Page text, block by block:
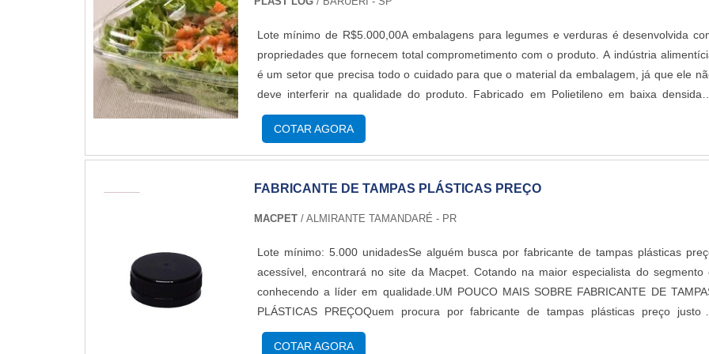
Lote mínimo de R$5.000,00A embalagens para legumes e verduras é desenvolvida
propriedades que fornecem total comprometimento com o produto. A indústria
é um setor que precisa todo o cuidado para que o material da embalagem, já que ele
deve interferir na qualidade do produto. Fabricado em Polietileno em baixa densidade
(PEBD) e em polietileno em alta densidade (PEAD), o produto se tornou muito popular no
mercado.Informações importantes sobre esse produtoEsse produto é ideal por oferecerem
ao produto, proteção, preservando a qualidade e características principais, como
suas propriedades mais importantes, que ajudam a garantir a integridade do produto. A
embalagem para alimentos oferece grande segurança ao que é embalado. Ela visa facilitar
abaixo:Atóxico;Resistência a rasgos e rupturas;Ótima selagem;Ótimo brilho e
visual;Entre outros.Onde adquirir Embalagens para legumes e verdurasA PLAST LOG
uma empresa especializada em embalagens plásticas que atende clientes em
ramos do mercado nacional entre os plásticos que ela trabalha estão o polipropileno,
bobinas plásticas, sacos lisos entre outros..
COTAR AGORA
FABRICANTE DE TAMPAS PLÁSTICAS PREÇO
MACPET/ ALMIRANTE TAMANDARÉ - PR
Lote mínimo: 5.000 unidadesSe alguém busca por fabricante de tampas plásticas
acessível, encontrará no site da Macpet. Cotando na maior especialista do segmento
conhecendo a líder em qualidade.UM POUCO MAIS SOBRE FABRICANTE DE
PLÁSTICAS PREÇOQuem procura por fabricante de tampas plásticas preço justo e
altamente qualificado, se depara com a Macpet. Atuando com growler e garrafas,
disponibilizando tudo que há de mais atual para garantir a qualidade final para cada
COTAR AGORA